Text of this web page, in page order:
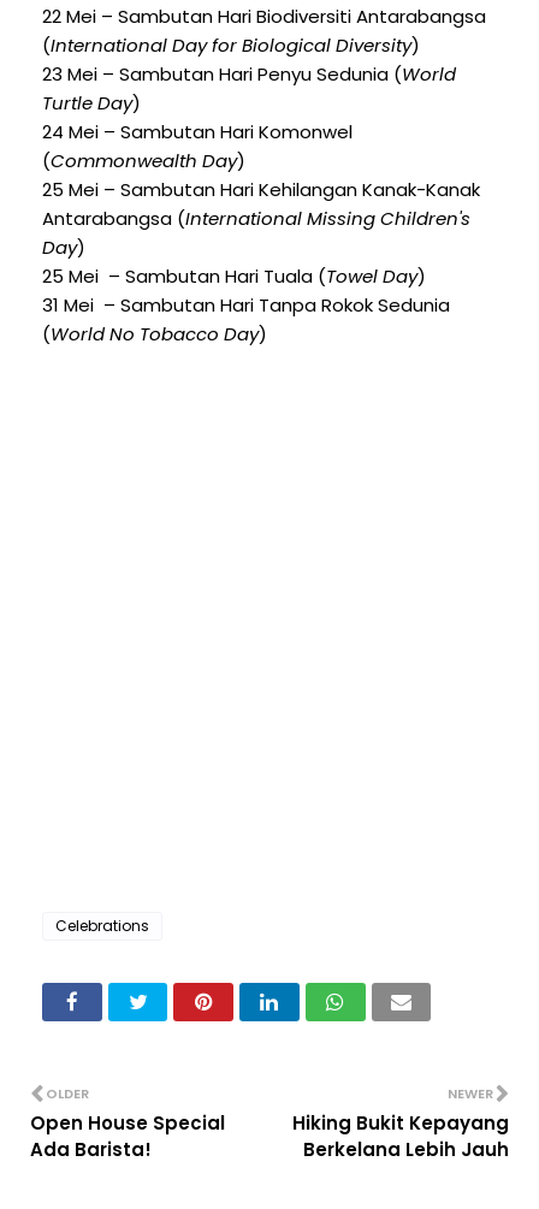
22 Mei – Sambutan Hari Biodiversiti Antarabangsa
(International Day for Biological Diversity)
23 Mei – Sambutan Hari Penyu Sedunia (World
Turtle Day)
24 Mei – Sambutan Hari Komonwel
(Commonwealth Day)
25 Mei – Sambutan Hari Kehilangan Kanak-Kanak
Antarabangsa (International Missing Children's
Day)
25 Mei – Sambutan Hari Tuala (Towel Day)
31 Mei – Sambutan Hari Tanpa Rokok Sedunia
(World No Tobacco Day)
Celebrations
NEWER
Hiking Bukit Kepayang
Berkelana Lebih Jauh
OLDER
Open House Special
Ada Barista!